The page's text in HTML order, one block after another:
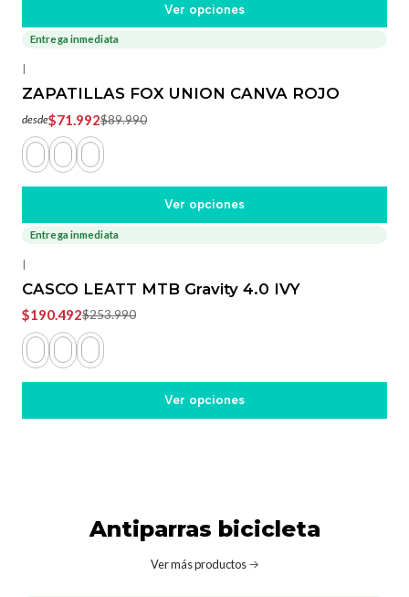
Ver opciones
Entrega inmediata
|
ZAPATILLAS FOX UNION CANVA ROJO
desde$71.992$89.990
Ver opciones
-25%
Entrega inmediata
|
CASCO LEATT MTB Gravity 4.0 IVY
$190.492$253.990
Ver opciones
Antiparras bicicleta
Ver más productos